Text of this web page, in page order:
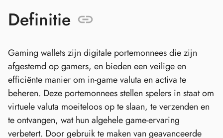
Definitie
Gaming wallets zijn digitale portemonnees die zijn
afgestemd op gamers, en bieden een veilige en
efficiënte manier om in-game valuta en activa te
beheren. Deze portemonnees stellen spelers in staat om
virtuele valuta moeiteloos op te slaan, te verzenden en
te ontvangen, wat hun algehele game-ervaring
verbetert. Door gebruik te maken van geavanceerde